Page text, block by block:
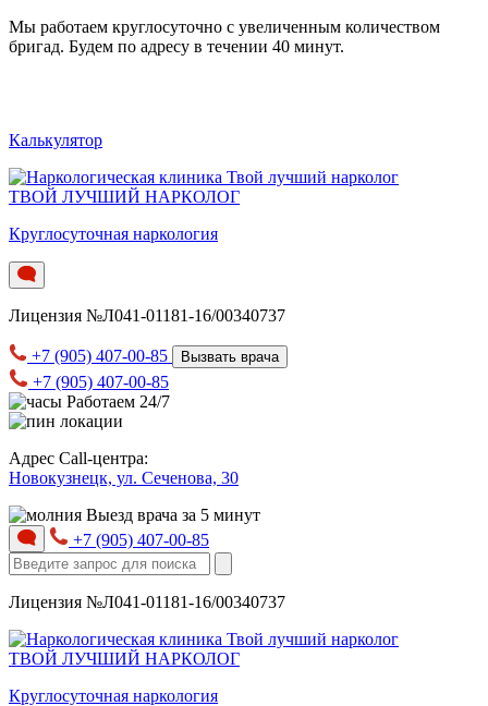
Мы работаем круглосуточно c увеличенным количеством
бригад. Будем по адресу в течении 40 минут.
Калькулятор
ТВОЙ ЛУЧШИЙ НАРКОЛОГ
Круглосуточная наркология
Лицензия №Л041-01181-16/00340737
+7 (905) 407-00-85 Вызвать врача
+7 (905) 407-00-85
Работаем 24/7
Адрес Call-центра:
Новокузнецк, ул. Сеченова, 30
Выезд врача за 5 минут
+7 (905) 407-00-85
Лицензия №Л041-01181-16/00340737
ТВОЙ ЛУЧШИЙ НАРКОЛОГ
Круглосуточная наркология